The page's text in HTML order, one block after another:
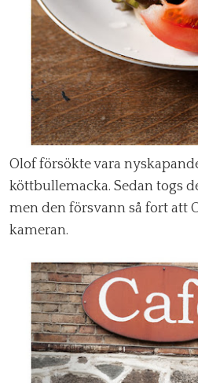
Olof försökte vara
köttbullemacka. Sedan togs
men den försvann så fort att
kameran.